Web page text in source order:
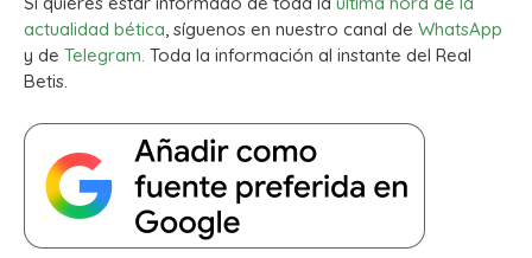
actualidad bética, síguenos en nuestro canal de WhatsApp
y de Telegram. Toda la información al instante del Real
Betis.